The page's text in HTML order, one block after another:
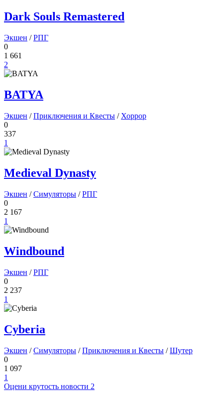
Dark Souls Remastered
Экшен /РПГ
0
1 661
2
BATYA
Экшен /Приключения и Квесты / Хоррор
0
337
1
Medieval Dynasty
Экшен /Симуляторы /РПГ
0
2 167
1
Windbound
Экшен /РПГ
0
2 237
1
Cyberia
Экшен /Симуляторы /Приключения и Квесты /Шутер
0
1 097
1
Оцени крутость новости 2